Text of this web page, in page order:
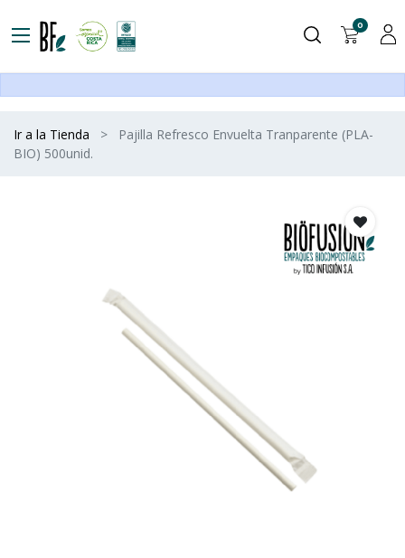
0
Ir a la Tienda
Pajilla Refresco Envuelta Tranparente (PLA-
BIO) 500unid.